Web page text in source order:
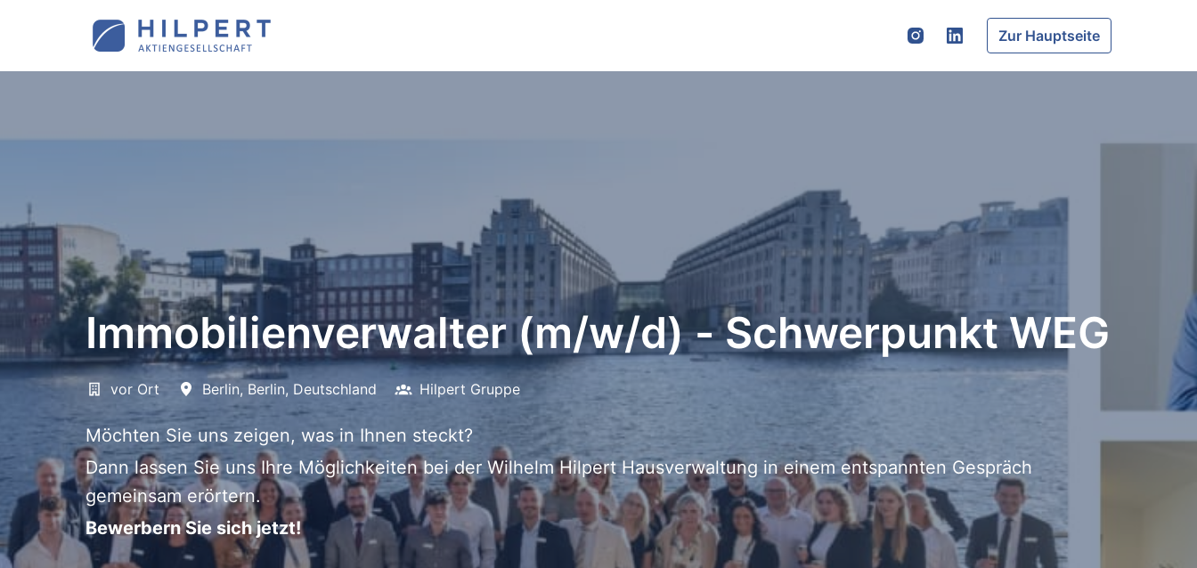
Startseite
Zur Hauptseite
Immobilienverwalter (m/w/d) - Schwerpunkt WEG
vor Ort Berlin, Berlin, Deutschland Hilpert Gruppe
Möchten Sie uns zeigen, was in Ihnen steckt?
Dann lassen Sie uns Ihre Möglichkeiten bei der Wilhelm Hilpert Hausverwaltung in einem entspannten Gespräch
gemeinsam erörtern.
Bewerbern Sie sich jetzt!